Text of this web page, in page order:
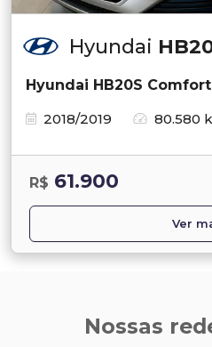
Hyundai
Hyundai HB20S
2018/2019
80.580
R$ 61.900
Ver
Nossas